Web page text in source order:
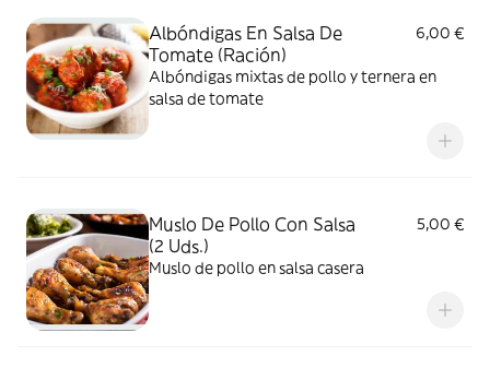
Albóndigas En Salsa De
Tomate (Ración)
6,00 €
Albóndigas mixtas de pollo y ternera en
salsa de tomate
Muslo De Pollo Con Salsa
(2 Uds.)
5,00 €
Muslo de pollo en salsa casera